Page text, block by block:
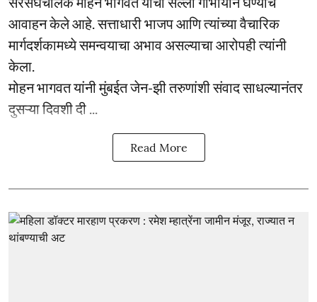
आवाहन केले आहे. सत्ताधारी भाजप आणि त्यांच्या वैचारिक
मार्गदर्शकामध्ये समन्वयाचा अभाव असल्याचा आरोपही त्यांनी
केला.
मोहन भागवत यांनी मुंबईत जेन-झी तरुणांशी संवाद साधल्यानंतर
दुसऱ्या दिवशी दी ...
Read More